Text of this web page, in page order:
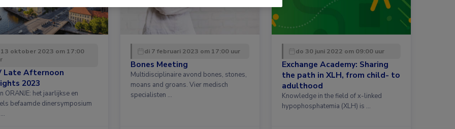
oktober 2023 om 17:00
Late Afternoon
2023
ORANJE: het jaarlijkse en
befaamde dinersymposium
di 7 februari 2023 om 17:00 uur
Bones Meeting
Multidisciplinaire avond bones, stones,
moans and groans. Vier medisch
specialisten …
do 30 juni 2022 om 09:00 uur
Exchange Academy: Sharing
the path in XLH, from child- to
adulthood
Knowledge in the field of x-linked
hypophosphatemia (XLH) is …